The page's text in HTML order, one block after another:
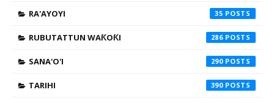
RA'AYOYI 35
RUBUTATTUN WAƘOƘI 286
SANA'O'I 290
TARIHI 390